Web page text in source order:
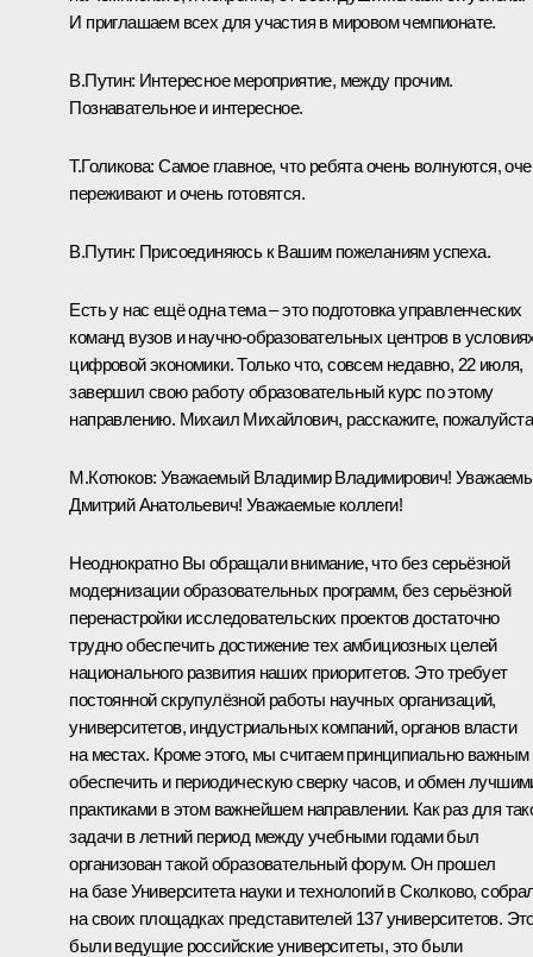
И приглашаем всех для участия в мировом чемпионате.
В.Путин: Интересное мероприятие, между прочим.
Познавательное и интересное.
Т.Голикова:Самое главное, что ребята очень волнуются,
переживают и очень готовятся.
В.Путин: Присоединяюсь к Вашим пожеланиям успеха.
Есть у нас ещё одна тема – это подготовка управленческих
команд вузов и научно‑образовательных центров в
цифровой экономики. Только что, совсем недавно, 22 июля,
завершил свою работу образовательный курс по этому
направлению. Михаил Михайлович, расскажите,
М.Котюков: Уважаемый Владимир Владимирович!
Дмитрий Анатольевич! Уважаемые коллеги!
Неоднократно Вы обращали внимание, что без серьёзной
модернизации образовательных программ, без серьёзной
перенастройки исследовательских проектов достаточно
трудно обеспечить достижение тех амбициозных целей
национального развития наших приоритетов. Это требует
постоянной скрупулёзной работы научных организаций,
университетов, индустриальных компаний, органов власти
на местах. Кроме этого, мы считаем принципиально важным
обеспечить и периодическую сверку часов, и обмен
практиками в этом важнейшем направлении. Как раз для
задачи в летний период между учебными годами был
организован такой образовательный форум. Он прошел
на базе Университета науки и технологий в Сколково,
на своих площадках представителей 137 университетов.
были ведущие российские университеты, это были